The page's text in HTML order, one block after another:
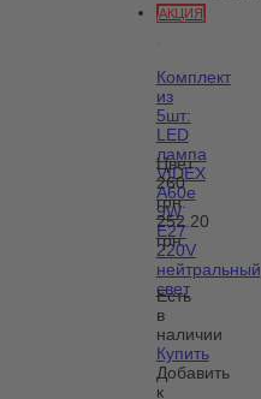
АКЦИЯ
Комплект
из
5шт:
LED
лампа
VIDEX
A60e
9W
E27
220V
нейтральный
свет
Цвет:
260
грн.
252.20
грн.
Есть
в
наличии
Купить
Добавить
к